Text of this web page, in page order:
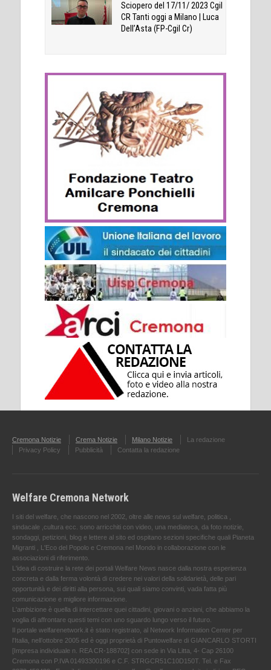
Sciopero del 17/11/ 2023 Cgil
CR Tanti oggi a Milano | Luca
Dell’Asta (FP-Cgil Cr)
Cremona Notizie Crema Notizie Milano Notizie
La redazione
Privacy Policy
Pubblicità Contatta la redazione
Welfare Cremona Network
I siti del welfare, che nascono nel 2002, oltre alle news sul welfare, politica ,
sindacale ,cultura ecc. sono arricchiti con video, una mediateca, da foto notizie,
sondaggi, petizioni, blog e lettere al sito ed ospitano sezioni specifiche quali Pianeta
Migranti , L'Eco del Popolo e Cremona nel Mondo in collaborazione con le
associazioni di riferimento.
L'idea di costruire la rete dei portali Welfare News nasce dalla nostra esperienza
concreta e dalla ferma volontà di credere nei valori della solidarietà, delle pari
opportunità e dei diritti alla persona, sui quali siamo convinti, vada fatta più
comunicazione e migliore informazione.
L'ambizione è quella di intercettare quei cittadini, giovani o anziani, che abbiamo la
voglia di affrontare questi temi con uno sguardo lungo verso il futuro.
Il portale welfarenetwork.it è stato registrato, al Network Information Center per
l'Italia, nell’ottobre 2005 ed è oggi proprietà di Puntowelfare di GIANCARLO STORTI
[Impresa individuale n. REA CR-188702] con sede in Via Litta, 4- Cap 26100
Cremona con P.IVA 01493300196 e C.F. STRGCR51C10D150T. Tel. e Fax